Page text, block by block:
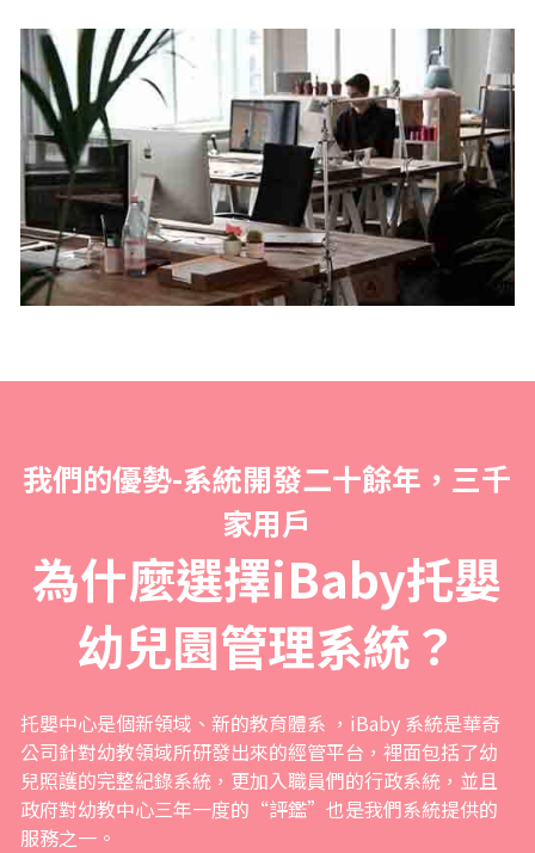
我們的優勢-系統開發二十餘年，三千
家用戶
為什麼選擇iBaby托嬰
幼兒園管理系統？
托嬰中心是個新領域、新的教育體系 ，iBaby 系統是華奇
公司針對幼教領域所研發出來的經管平台，裡面包括了幼
兒照護的完整紀錄系統，更加入職員們的行政系統，並且
政府對幼教中心三年一度的“評鑑”也是我們系統提供的
服務之一。